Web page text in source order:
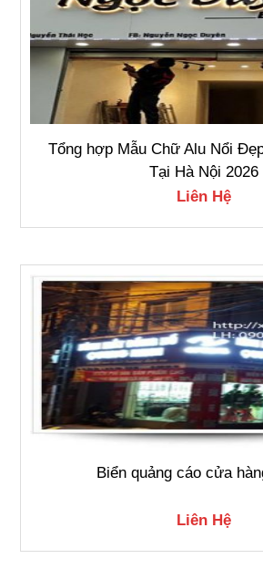
Tổng hợp Mẫu Chữ Alu Nổi
Tại Hà Nội 2026
Liên Hệ
Biển quảng cáo cửa
Liên Hệ